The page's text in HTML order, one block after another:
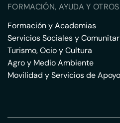
FORMACIÓN, AYUDA Y
Formación y Academias
Servicios Sociales y
Turismo, Ocio y Cultura
Agro y Medio Ambiente
Movilidad y Servicios de